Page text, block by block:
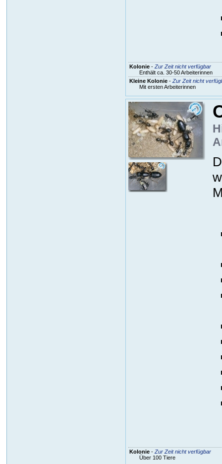
Kolonie- Zur Zeit nicht verfügbar
Enthält ca. 30-50 Arbeiterinnen
Kleine Kolonie- Zur Zeit nicht
Mit ersten Arbeiterinnen
Kolonie- Zur Zeit nicht verfügbar
Über 100 Tiere